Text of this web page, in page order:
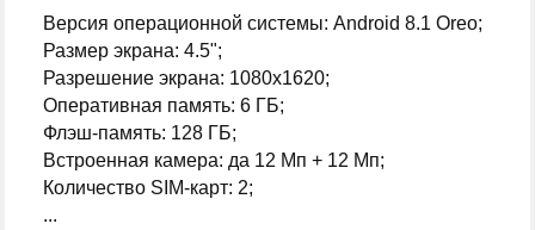
Версия операционной системы: Android 8.1 Oreo;
Размер экрана: 4.5";
Разрешение экрана: 1080x1620;
Оперативная память: 6 ГБ;
Флэш-память: 128 ГБ;
Встроенная камера: да 12 Мп + 12 Мп;
Количество SIM-карт: 2;
...